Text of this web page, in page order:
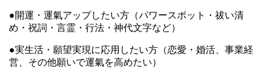
●開運・運氣アップしたい方（パワースポット・祓い清
め・祝詞・言霊・行法・神代文字など）
●実生活・願望実現に応用したい方（恋愛・婚活、事業経
営、その他願いで運氣を高めたい）